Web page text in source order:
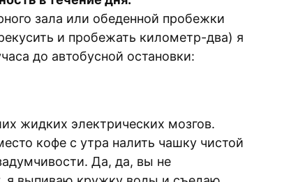
зала или обеденной пробежки
и пробежать километр-два) я
до автобусной остановки:
жидких электрических мозгов.
кофе с утра налить чашку чистой
Да, да, вы не